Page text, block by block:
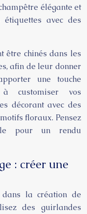
élégante et
étiquettes avec des
être chinés dans les
afin de leur donner
une touche
à customiser vos
décorant avec des
floraux. Pensez
pour un rendu
: créer une
la création de
des guirlandes